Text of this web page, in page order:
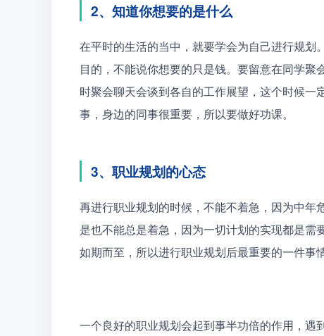
2、知道你想要的是什么
在平时的生活的当中，就要学会为自己进行规
目的，不能说你想要的只是钱。要留意在同学
时聚会聊天会谈到各自的工作展望，这个时候
事，身边的同事很重要，所以要做好功课。
3、职业规划的心态
再进行职业规划的时候，不能不着急，因为中
是也不能总是着急，因为一切计划的实现都是
如期而至，所以进行职业规划后最重要的一件事
一个良好的职业规划会起到事半功倍的作用，